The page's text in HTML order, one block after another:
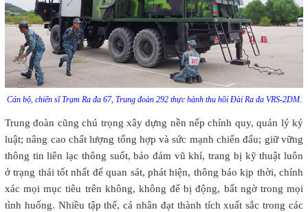
Cán bộ, chiến sĩ Trạm Ra đa 67, Trung đoàn 292 thực hành thu hồi Đài Ra đa VRS-2DM.
Trung đoàn cũng chú trọng xây dựng nền nếp chính quy, quản lý kỷ
luật; nâng cao chất lượng tổng hợp và sức mạnh chiến đấu; giữ vững
thông tin liên lạc thông suốt, bảo đảm vũ khí, trang bị kỹ thuật luôn
ở trạng thái tốt nhất để quan sát, phát hiện, thông báo kịp thời, chính
xác mọi mục tiêu trên không, không để bị động, bất ngờ trong mọi
tình huống. Nhiều tập thể, cá nhân đạt thành tích xuất sắc trong các